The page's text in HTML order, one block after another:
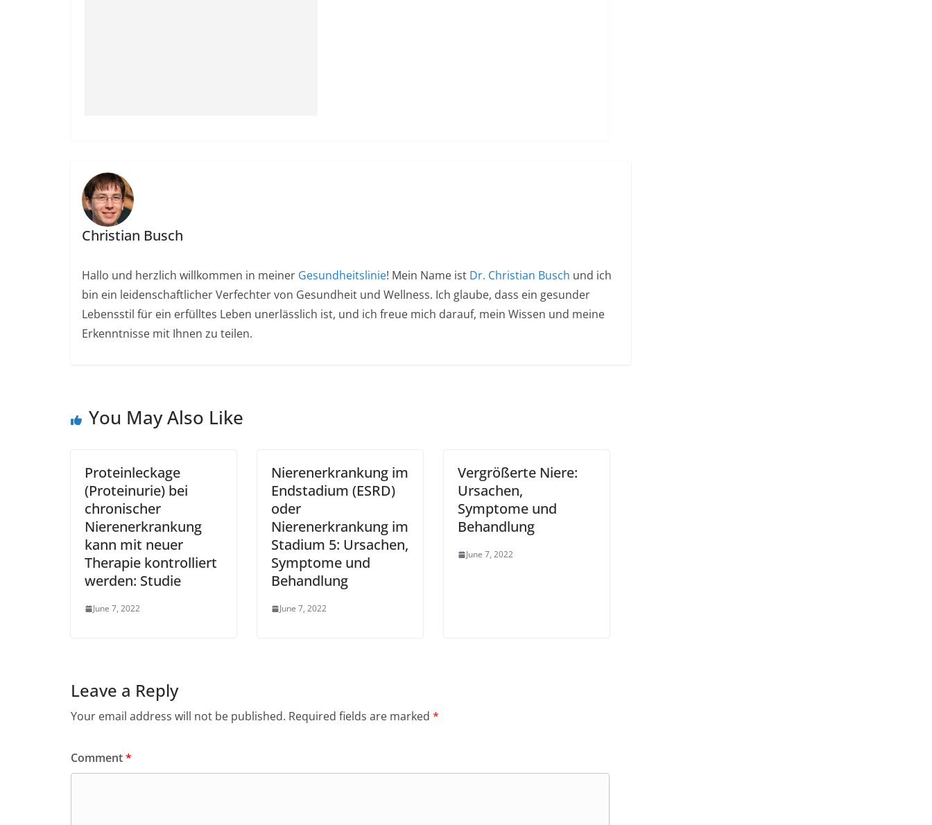
Christian Busch
Hallo und herzlich willkommen in meinerGesundheitslinie! Mein Name ist Dr. Christian Busch und ich
bin ein leidenschaftlicher Verfechter von Gesundheit und Wellness. Ich glaube, dass ein gesunder
Lebensstil für ein erfülltes Leben unerlässlich ist, und ich freue mich darauf, mein Wissen und meine
Erkenntnisse mit Ihnen zu teilen.
You May Also Like
Proteinleckage
(Proteinurie) bei
chronischer
Nierenerkrankung
kann mit neuer
Therapie kontrolliert
werden: Studie
June 7, 2022
Nierenerkrankung im
Endstadium (ESRD)
oder
Nierenerkrankung im
Stadium 5: Ursachen,
Symptome und
Behandlung
June 7, 2022
Vergrößerte Niere:
Ursachen,
Symptome und
Behandlung
June 7, 2022
Leave a Reply
Your email address will not be published. Required fields are marked *
Comment*